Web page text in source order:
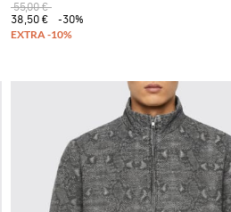
55,00 €
38,50 €
-30%